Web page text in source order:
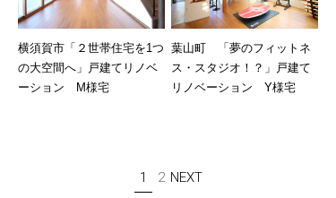
横須賀市「２世帯住宅を1つ
の大空間へ」戸建てリノベ
ーション M様宅
葉山町 「夢のフィットネ
ス・スタジオ！？」戸建て
リノベーション Y様宅
1 2 NEXT